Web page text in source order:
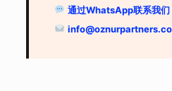
通过WhatsApp联系我们